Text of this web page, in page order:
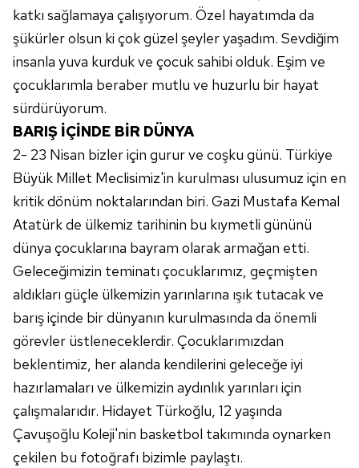
katkı sağlamaya çalışıyorum. Özel hayatımda da
şükürler olsun ki çok güzel şeyler yaşadım. Sevdiğim
insanla yuva kurduk ve çocuk sahibi olduk. Eşim ve
çocuklarımla beraber mutlu ve huzurlu bir hayat
sürdürüyorum.
BARIŞ İÇİNDE BİR DÜNYA
2- 23 Nisan bizler için gurur ve coşku günü. Türkiye
Büyük Millet Meclisimiz'in kurulması ulusumuz için en
kritik dönüm noktalarından biri. Gazi Mustafa Kemal
Atatürk de ülkemiz tarihinin bu kıymetli gününü
dünya çocuklarına bayram olarak armağan etti.
Geleceğimizin teminatı çocuklarımız, geçmişten
aldıkları güçle ülkemizin yarınlarına ışık tutacak ve
barış içinde bir dünyanın kurulmasında da önemli
görevler üstleneceklerdir. Çocuklarımızdan
beklentimiz, her alanda kendilerini geleceğe iyi
hazırlamaları ve ülkemizin aydınlık yarınları için
çalışmalarıdır. Hidayet Türkoğlu, 12 yaşında
Çavuşoğlu Koleji'nin basketbol takımında oynarken
çekilen bu fotoğrafı bizimle paylaştı.